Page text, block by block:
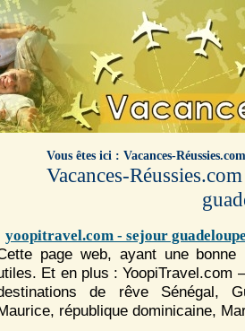
Vous êtes ici : Vacances-
Vacances-
yoopitravel.com - sejour
page web, ayant une bonne
Et en plus : YoopiTravel.com
de rêve Sénégal,
république dominicaine,